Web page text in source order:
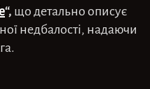
“, що детально описує
недбалості, надаючи